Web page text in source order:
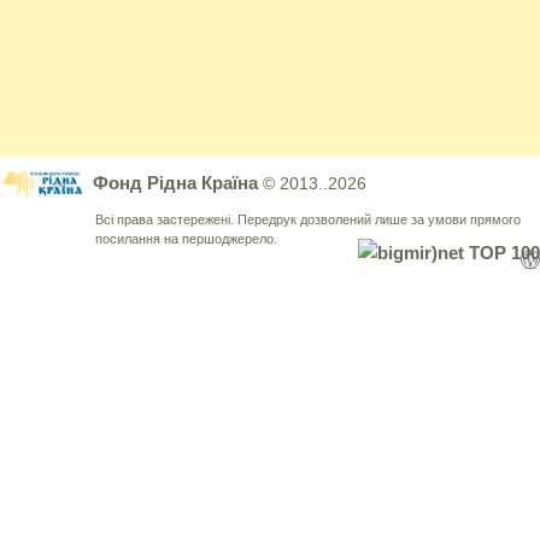
Фонд Рідна Країна© 2013..2026
Всі права застережені. Передрук дозволений лише за умови прямого
посилання на першоджерело.